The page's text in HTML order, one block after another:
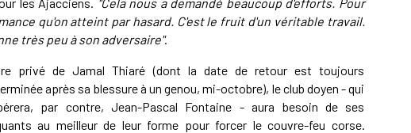
qu'on atteint par hasard. C'est le fruit d'un véritable travail.
très peu à son adversaire".
privé de Jamal Thiaré (dont la date de retour est toujours
après sa blessure à un genou, mi-octobre), le club doyen - qui
par contre, Jean-Pascal Fontaine - aura besoin de ses
au meilleur de leur forme pour forcer le couvre-feu corse.